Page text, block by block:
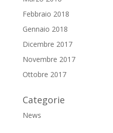
Febbraio 2018
Gennaio 2018
Dicembre 2017
Novembre 2017
Ottobre 2017
Categorie
News